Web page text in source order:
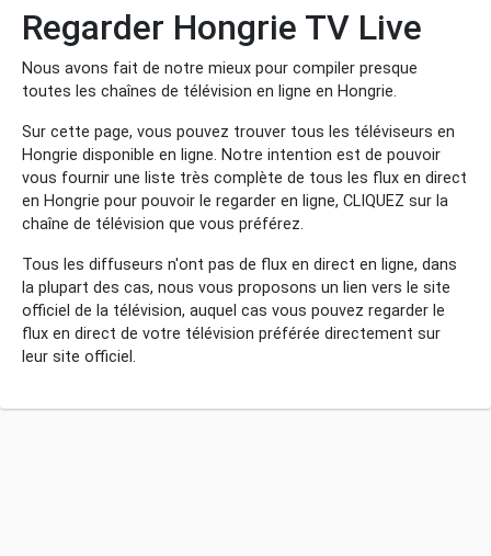
Regarder Hongrie TV Live
Nous avons fait de notre mieux pour compiler presque
toutes les chaînes de télévision en ligne en Hongrie.
Sur cette page, vous pouvez trouver tous les téléviseurs en
Hongrie disponible en ligne. Notre intention est de pouvoir
vous fournir une liste très complète de tous les flux en direct
en Hongrie pour pouvoir le regarder en ligne, CLIQUEZ sur la
chaîne de télévision que vous préférez.
Tous les diffuseurs n'ont pas de flux en direct en ligne, dans
la plupart des cas, nous vous proposons un lien vers le site
officiel de la télévision, auquel cas vous pouvez regarder le
flux en direct de votre télévision préférée directement sur
leur site officiel.